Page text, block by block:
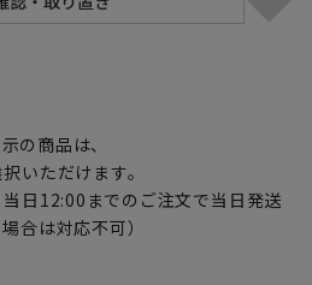
の商品は、
いただけます。
日12:00までのご注文で当日発送
合は対応不可）